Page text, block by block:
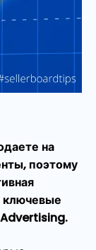
на
поэтому
ключевые
Advertising.